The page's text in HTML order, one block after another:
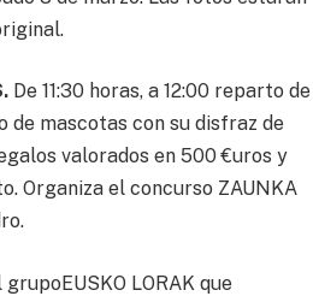
De 11:30 horas, a 12:00 reparto de
de mascotas con su disfraz de
valorados en 500 €uros y
Organiza el concurso ZAUNKA
grupoEUSKO LORAK que